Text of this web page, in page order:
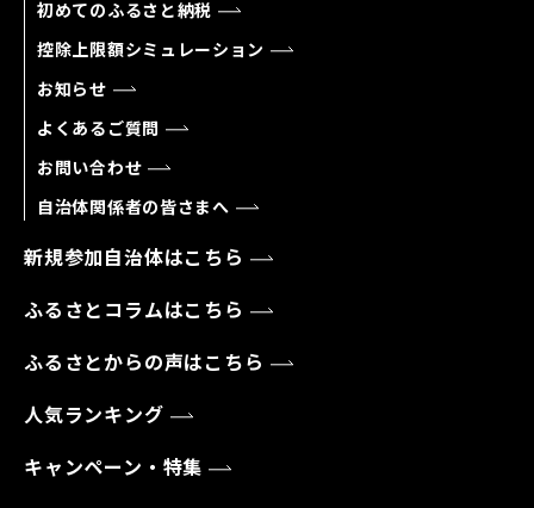
初めてのふるさと納税
控除上限額シミュレーション
お知らせ
よくあるご質問
お問い合わせ
自治体関係者の皆さまへ
新規参加自治体はこちら
ふるさとコラムはこちら
ふるさとからの声はこちら
人気ランキング
キャンペーン・特集